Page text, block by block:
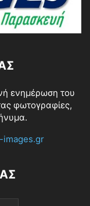
ενημέρωση του
φωτογραφίες,
images.gr